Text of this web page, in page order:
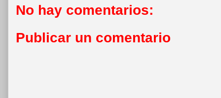
No hay comentarios:
Publicar un comentario